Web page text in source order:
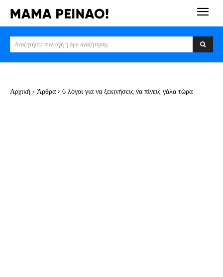
Αναζητήστε συνταγή ή όρο αναζήτησης
Αρχική Άρθρα 6 λόγοι για να ξεκινήσεις να πίνεις γάλα τώρα